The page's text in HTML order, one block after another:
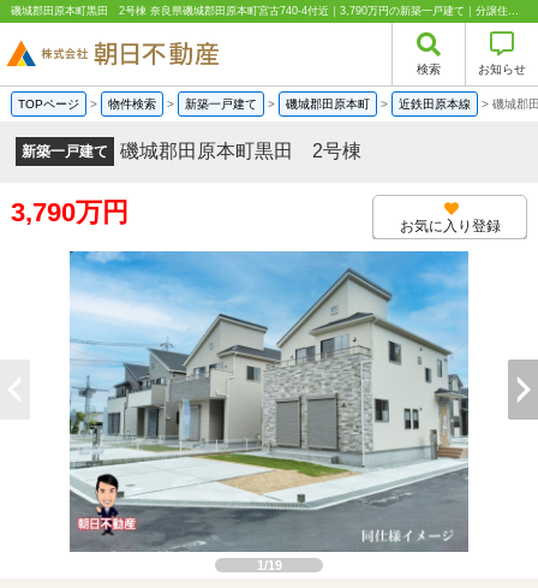
磯城郡田原本町黒田 2号棟 奈良県磯城郡田原本町宮古740-4付近｜3,790万円の新築一戸建て｜分譲住宅や新築物件｜株式会社朝日不動産
検索 お知らせ
TOPページ > 物件検索 > 新築一戸建て > 磯城郡田原本町 > 近鉄田原本線 > 磯城郡
新築一戸建て 磯城郡田原本町黒田 2号棟
3,790万円 お気に入り登録
1/19